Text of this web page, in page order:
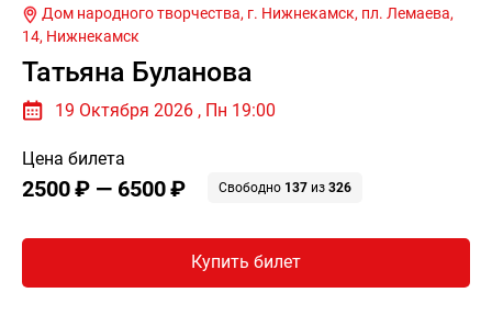
14, Нижнекамск
Татьяна Буланова
19 Октября 2026 , Пн 19:00
Цена билета
2500 ₽ — 6500 ₽ Свободно 137 из326
Купить билет